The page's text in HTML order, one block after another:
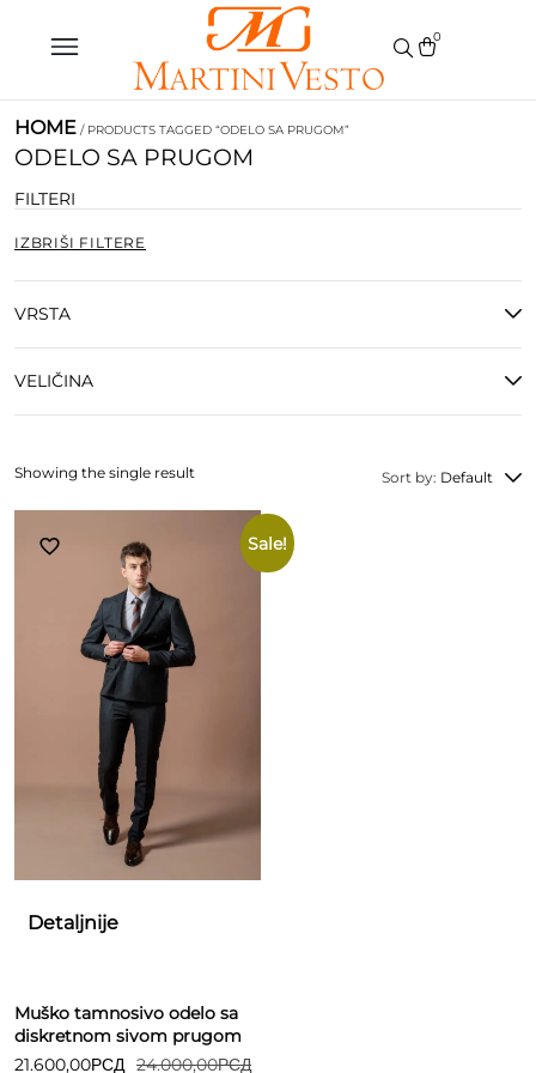
0
HOME / PRODUCTS TAGGED “ODELO SA PRUGOM”
ODELO SA PRUGOM
FILTERI
IZBRIŠI FILTERE
VRSTA
VELIČINA
Sort by: Default
Sale!
Detaljnije
Muško tamnosivo odelo sa
diskretnom sivom prugom
24.000,00РСД
21.600,00РСД
Showing the single result